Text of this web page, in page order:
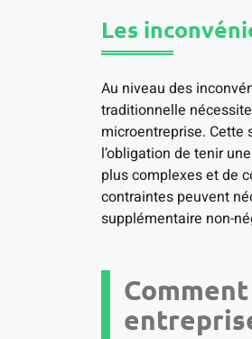
Les
Au niveau des
traditionnelle
microentreprise. Cette
l’obligation de tenir
plus complexes et de
contraintes peuvent
supplémentaire non-